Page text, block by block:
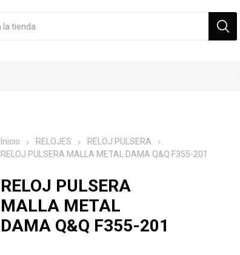
Inicio RELOJES
RELOJ PULSERA
RELOJ PULSERA MALLA METAL DAMA Q&Q F355-201
RELOJ PULSERA
MALLA METAL
DAMA Q&Q F355-201